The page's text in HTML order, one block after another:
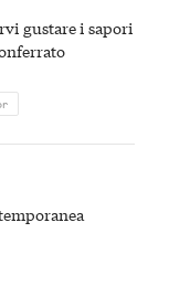
gustare i sapori